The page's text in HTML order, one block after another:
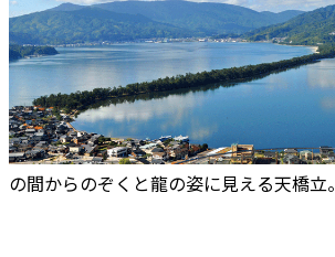
の間からのぞくと龍の姿に見える天橋立。